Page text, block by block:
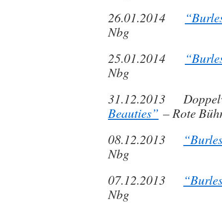
26.01.2014
Nbg
25.01.2014
Nbg
31.12.2013
Beauties” – Rote
08.12.2013
Nbg
07.12.2013
Nbg